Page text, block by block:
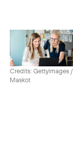
Credits: Gettyimages /
Maskot